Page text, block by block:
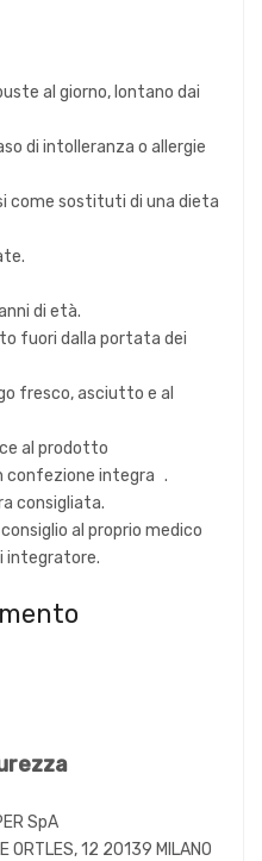
al giorno, lontano dai
di intolleranza o allergie
come sostituti di una dieta
di età.
fuori dalla portata dei
fresco, asciutto e al
al prodotto
confezione integra .
consigliata.
al proprio medico
integratore.
SpA
ORTLES, 12 20139 MILANO